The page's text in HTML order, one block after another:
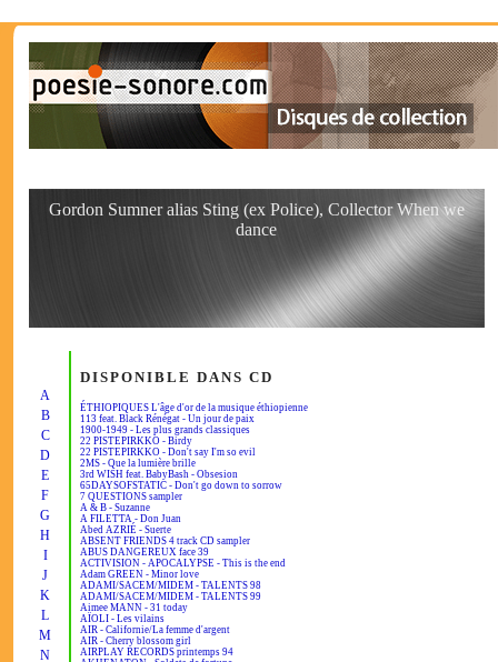
Gordon Sumner alias Sting (ex Police), Collector When we
dance
A
B
C
D
E
F
G
H
I
J
K
L
M
N
DISPONIBLE DANS CD
ÉTHIOPIQUES L'âge d'or de la musique éthiopienne
113 feat. Black Rénégat - Un jour de paix
1900-1949 - Les plus grands classiques
22 PISTEPIRKKO - Birdy
22 PISTEPIRKKO - Don't say I'm so evil
2MS - Que la lumière brille
3rd WISH feat. BabyBash - Obsesion
65DAYSOFSTATIC - Don't go down to sorrow
7 QUESTIONS sampler
A & B - Suzanne
A FILETTA - Don Juan
Abed AZRIÉ - Suerte
ABSENT FRIENDS 4 track CD sampler
ABUS DANGEREUX face 39
ACTIVISION - APOCALYPSE - This is the end
Adam GREEN - Minor love
ADAMI/SACEM/MIDEM - TALENTS 98
ADAMI/SACEM/MIDEM - TALENTS 99
Aimee MANN - 31 today
AÏOLI - Les vilains
AIR - Californie/La femme d'argent
AIR - Cherry blossom girl
AIRPLAY RECORDS printemps 94